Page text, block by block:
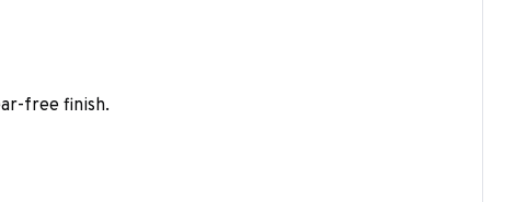
free finish.